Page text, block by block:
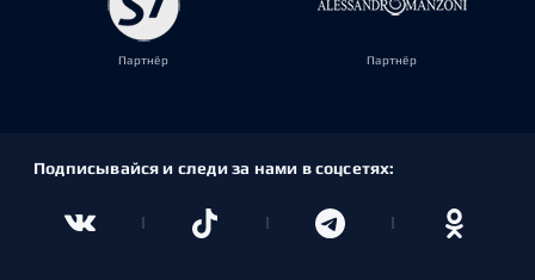
Партнёр Партнёр
Подписывайся и следи за нами в соцсетях: